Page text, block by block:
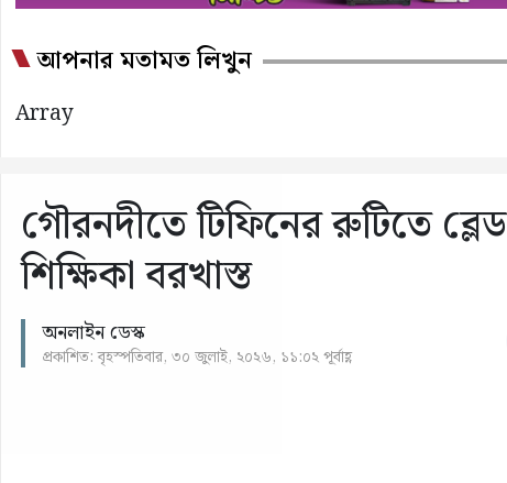
আপনার মতামত লিখুন
Array
গৌরনদীতে টিফিনের রুটিতে ব্লেড
শিক্ষিকা বরখাস্ত
অনলাইন ডেস্ক
প্রকাশিত: বৃহস্পতিবার, ৩০ জুলাই, ২০২৬, ১১:০২ পূর্বাহ্ণ